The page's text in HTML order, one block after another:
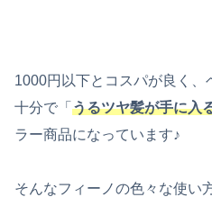
1000円以下とコスパが良く、
十分で「 うるツヤ髪が手に入
ラー商品になっています♪
そんなフィーノの色々な使い